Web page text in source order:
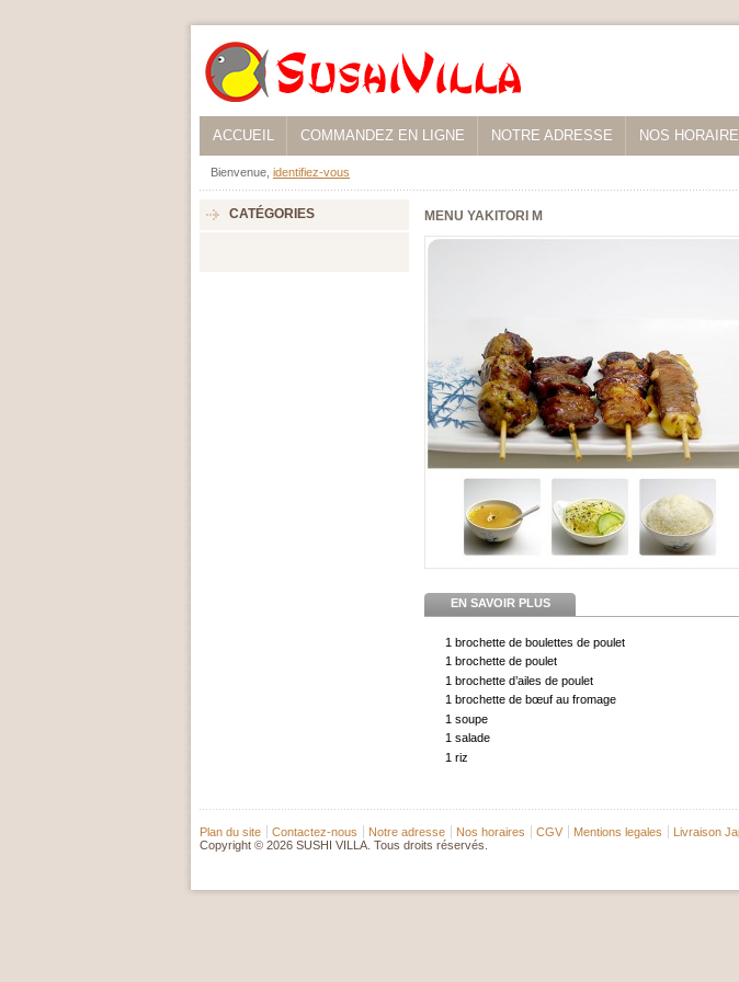
ACCUEIL COMMANDEZ EN LIGNE NOTRE ADRESSE NOS
Bienvenue, identifiez-vous
CATÉGORIES MENU YAKITORI M
EN SAVOIR PLUS
1 brochette de boulettes de poulet
1 brochette de poulet
1 brochette d’ailes de poulet
1 brochette de bœuf au fromage
1 soupe
1 salade
1 riz
Plan du site Contactez-nous Notre adresse Nos horaires CGV Mentions legales Livraison
Copyright © 2026 SUSHI VILLA. Tous droits réservés.